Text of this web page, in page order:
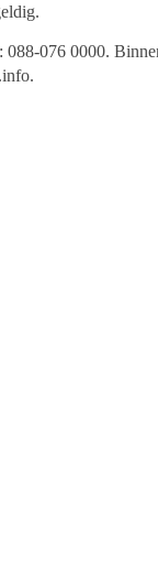
088-076 0000.